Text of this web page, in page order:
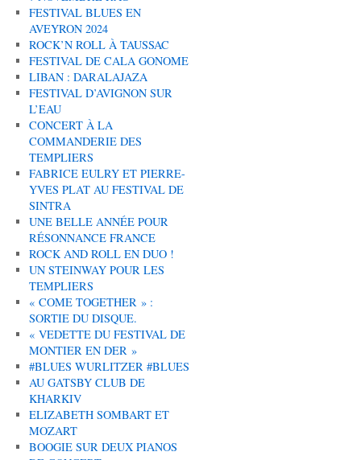
FESTIVAL BLUES EN
AVEYRON 2024
ROCK’N ROLL À TAUSSAC
FESTIVAL DE CALA GONOME
LIBAN : DARALAJAZA
FESTIVAL D’AVIGNON SUR
L’EAU
CONCERT À LA
COMMANDERIE DES
TEMPLIERS
FABRICE EULRY ET PIERRE-
YVES PLAT AU FESTIVAL DE
SINTRA
UNE BELLE ANNÉE POUR
RÉSONNANCE FRANCE
ROCK AND ROLL EN DUO !
UN STEINWAY POUR LES
TEMPLIERS
« COME TOGETHER » :
SORTIE DU DISQUE.
« VEDETTE DU FESTIVAL DE
MONTIER EN DER »
#BLUES WURLITZER #BLUES
AU GATSBY CLUB DE
KHARKIV
ELIZABETH SOMBART ET
MOZART
BOOGIE SUR DEUX PIANOS